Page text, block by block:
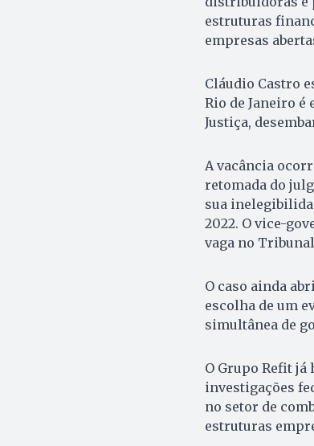
estruturas
empresas
Cláudio Castro
Rio de Janeiro
Justiça,
A vacância
retomada do
sua
2022. O vice-
vaga no Tribunal
O caso ainda
escolha de um
simultânea de
O Grupo Refit já
investigações
no setor de
estruturas